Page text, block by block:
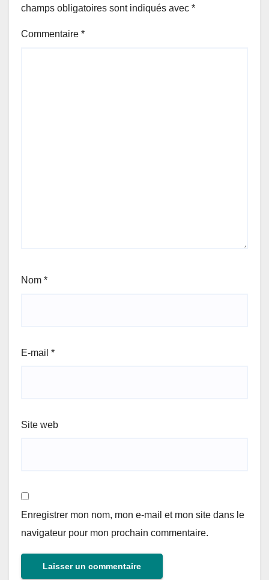
champs obligatoires sont indiqués avec *
Commentaire *
Nom *
E-mail *
Site web
Enregistrer mon nom, mon e-mail et mon site dans le
navigateur pour mon prochain commentaire.